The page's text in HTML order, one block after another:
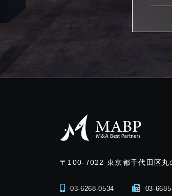
〒100-7022東京都千代田区
03-6268-0534 03-